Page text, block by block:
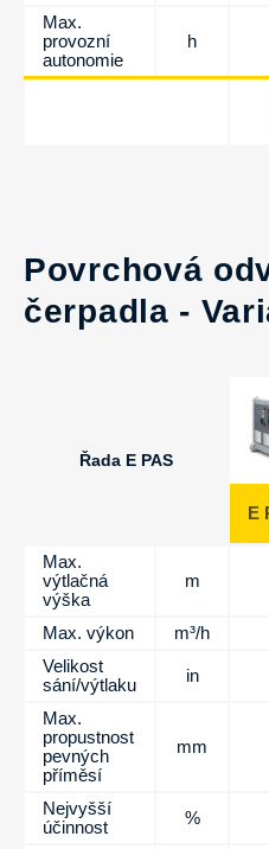
Max.
provozní
autonomie
h
Povrchová
čerpadla -
Řada E PAS
E
Max.
výtlačná
výška
m
Max. výkon m³/h
Velikost
sání/výtlaku
in
Max.
propustnost
pevných
příměsí
mm
Nejvyšší
účinnost
%